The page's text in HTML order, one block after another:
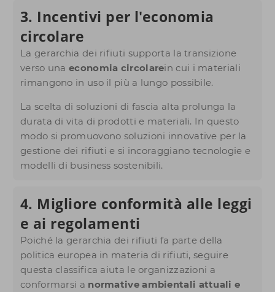
3. Incentivi per l'economia
circolare
La gerarchia dei rifiuti supporta la transizione
verso unaeconomia circolarein cui i materiali
rimangono in uso il più a lungo possibile.
La scelta di soluzioni di fascia alta prolunga la
durata di vita di prodotti e materiali. In questo
modo si promuovono soluzioni innovative per la
gestione dei rifiuti e si incoraggiano tecnologie e
modelli di business sostenibili.
4. Migliore conformità alle leggi
e ai regolamenti
Poiché la gerarchia dei rifiuti fa parte della
politica europea in materia di rifiuti, seguire
questa classifica aiuta le organizzazioni a
conformarsi a normative ambientali attuali e